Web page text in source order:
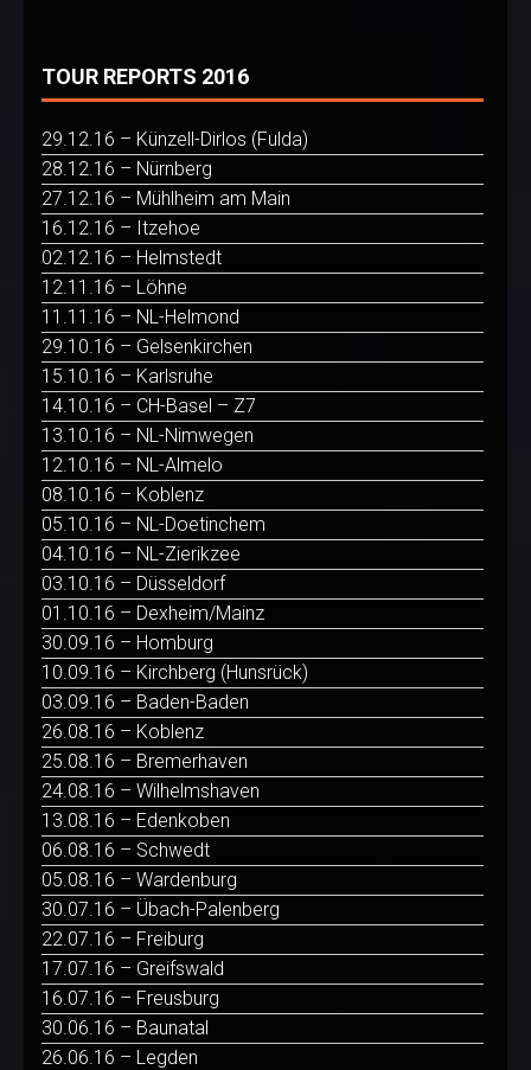
TOUR REPORTS 2016
29.12.16 – Künzell-Dirlos (Fulda)
28.12.16 – Nürnberg
27.12.16 – Mühlheim am Main
16.12.16 – Itzehoe
02.12.16 – Helmstedt
12.11.16 – Löhne
11.11.16 – NL-Helmond
29.10.16 – Gelsenkirchen
15.10.16 – Karlsruhe
14.10.16 – CH-Basel – Z7
13.10.16 – NL-Nimwegen
12.10.16 – NL-Almelo
08.10.16 – Koblenz
05.10.16 – NL-Doetinchem
04.10.16 – NL-Zierikzee
03.10.16 – Düsseldorf
01.10.16 – Dexheim/Mainz
30.09.16 – Homburg
10.09.16 – Kirchberg (Hunsrück)
03.09.16 – Baden-Baden
26.08.16 – Koblenz
25.08.16 – Bremerhaven
24.08.16 – Wilhelmshaven
13.08.16 – Edenkoben
06.08.16 – Schwedt
05.08.16 – Wardenburg
30.07.16 – Übach-Palenberg
22.07.16 – Freiburg
17.07.16 – Greifswald
16.07.16 – Freusburg
30.06.16 – Baunatal
26.06.16 – Legden